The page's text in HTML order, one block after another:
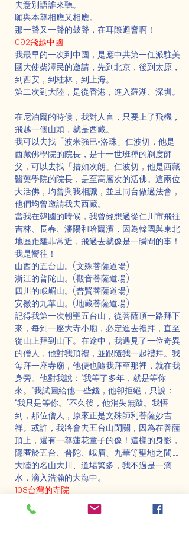
去意別語誰來聽。
願與本尊相應又相應。
那一聲又一聲的鼓聲，在耳際迴響啊！
092飛越中國
我最早的一次到中國，是應中共第一任派駐美
國大使柴澤民的邀請，先到北京，後到太原，
到西安，到桂林，到上海。……
第二次到大陸，是從香港，進入羅湖、深圳。
………
在尼泊爾的時候，我對人言，只要上了飛機，
飛越一個山頭，就是西藏。
我可以去找「波米強巴•洛珠」仁波切，他是
西藏佛學院的院長，是十一世班禪的剃度師
父，可以去找「措如次朗」仁波切，他是西藏
醫藥學院的院長，是至高層次的活佛。這兩位
大活佛，均曾與我相識，並且同台做過法會，
他們均曾邀請我去西藏。
當我在韓國的時候，我曾經想過從仁川市飛往
吉林、長春、瀋陽和哈爾濱，因為韓國與東北
地區距離非常近，飛過去就像是一瞬間的事！
我是嚮往！
山西的五台山。(文殊菩薩道場)
浙江的普陀山。(觀音菩薩道場)
四川的峨嵋山。(普賢菩薩道場)
安徽的九華山。(地藏菩薩道場)
記得我第一次朝聖五台山，從菩薩頂一路拜下
來，每到一座大寺小廟，必定進去禮拜，直至
從山上拜到山下。在途中，我遇見了一位奇異
的僧人，他對我頂禮，並跟隨我一起禮拜。我
每拜一座寺廟，他便也隨我拜至那裡，就在我
身旁。他對我說：“我等了多年，就是等你
來。”我試圖給他一些錢，他卻拒絕，只說：
“我只是等你。”不久後，他消失無蹤。我悟
到，那位僧人，原來正是文殊師利菩薩妙吉
祥。或許，我將會去五台山閉關，因為在菩薩
頂上，還有一尊蓮花童子的像！這樣的身影，
隱匿於五台、普陀、峨眉、九華等聖地之間……
大陸的名山大川、道場繁多，我不過是一滴
水，滴入浩瀚的大海中。
108台灣的寺院
曾經回到「慈音寺」，找尋善賜法師，他是教
我經懺的師父。寺裡的人告訴我，當師父在拜